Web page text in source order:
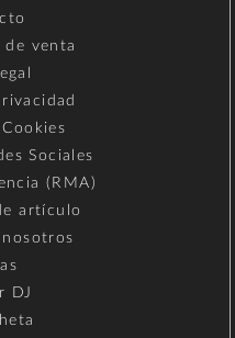
de venta
Sociales
(RMA)
artículo
DJ